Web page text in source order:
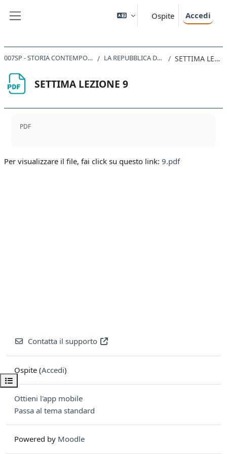
Ospite Accedi
Apri indice del corso
007SP - STORIA CONTEMPORANEA 2019 LA REPUBBLICA DEI PARTITI SETTIMA LEZIONE 9
SETTIMA LEZIONE 9
PDF
Per visualizzare il file, fai click su questo link: 9.pdf
Contatta il supporto
Ospite (Accedi)
Ottieni l'app mobile
Passa al tema standard
Powered by Moodle